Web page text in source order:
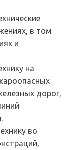
в том
и
на
дорог,
во